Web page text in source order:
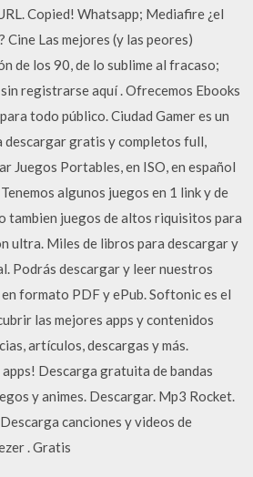
Copied! Whatsapp; Mediafire ¿el
Cine Las mejores (y las peores)
de los 90, de lo sublime al fracaso;
registrarse aquí . Ofrecemos Ebooks
todo público. Ciudad Gamer es un
descargar gratis y completos full,
Juegos Portables, en ISO, en español
algunos juegos en 1 link y de
tambien juegos de altos riquisitos para
ultra. Miles de libros para descargar y
Podrás descargar y leer nuestros
formato PDF y ePub. Softonic es el
las mejores apps y contenidos
artículos, descargas y más.
Descarga gratuita de bandas
y animes. Descargar. Mp3 Rocket.
canciones y videos de
. Gratis